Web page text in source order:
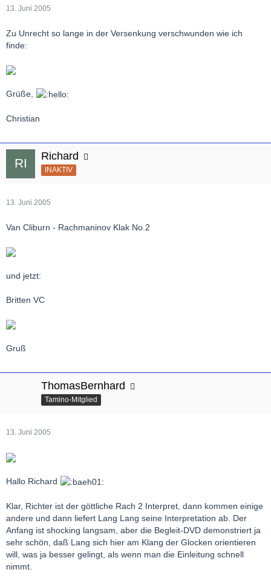
13. Juni 2005
Zu Unrecht so lange in der Versenkung verschwunden wie ich
finde:
Grüße,
Christian
Richard
INAKTIV
13. Juni 2005
Van Cliburn - Rachmaninov Klak No.2
und jetzt:
Britten VC
Gruß
ThomasBernhard
Tamino-Mitglied
13. Juni 2005
Hallo Richard
Klar, Richter ist der göttliche Rach 2 Interpret, dann kommen einige
andere und dann liefert Lang Lang seine Interpretation ab. Der
Anfang ist shocking langsam, aber die Begleit-DVD demonstriert ja
sehr schön, daß Lang sich hier am Klang der Glocken orientieren
will, was ja besser gelingt, als wenn man die Einleitung schnell
nimmt.